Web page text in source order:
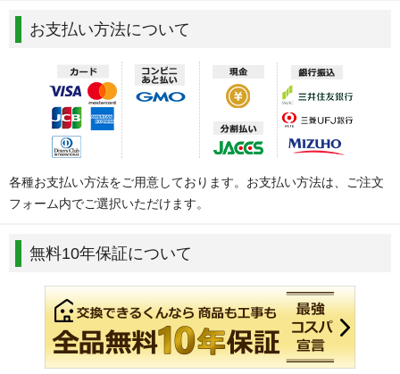
お支払い方法について
各種お支払い方法をご用意しております。お支払い方法は、ご注文
フォーム内でご選択いただけます。
無料10年保証について